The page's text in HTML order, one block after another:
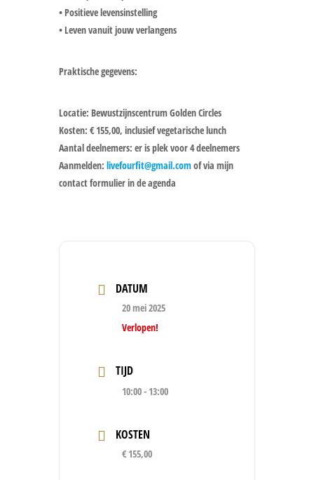
• Positieve levensinstelling
• Leven vanuit jouw verlangens
Praktische gegevens:
Locatie: Bewustzijnscentrum Golden Circles
Kosten: € 155,00, inclusief vegetarische lunch
Aantal deelnemers: er is plek voor 4 deelnemers
Aanmelden: livefourfit@gmail.comof via mijn
contact formulier in de agenda
DATUM
20 mei 2025
Verlopen!
TIJD
10:00 - 13:00
KOSTEN
€ 155,00